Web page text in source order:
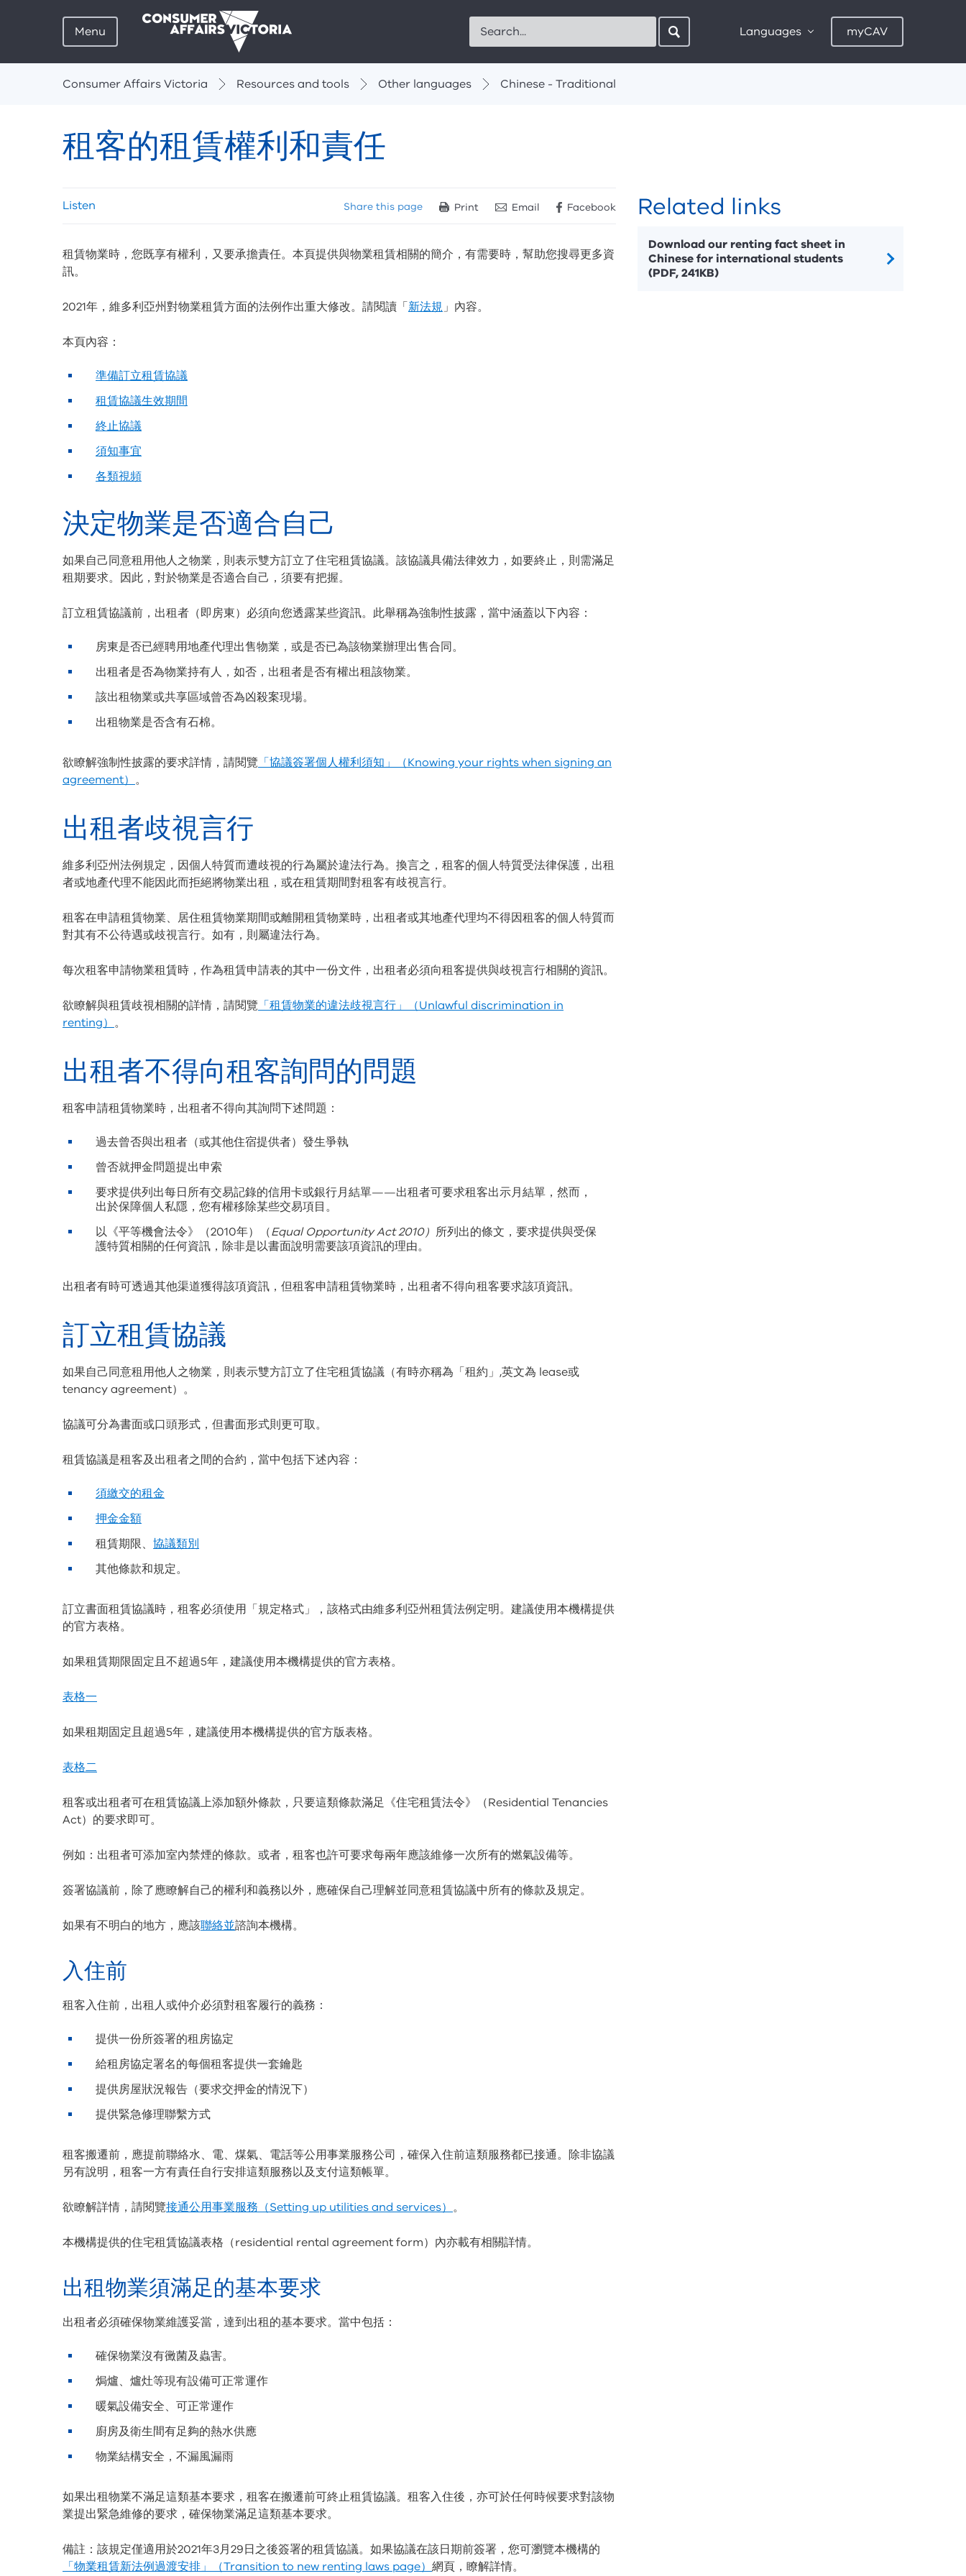
Menu Search Languages myCAV
Consumer Affairs Victoria
Resources and tools Other languages Chinese - Traditional
租客的租賃權利和責任
listen
tools
Listen Share this page Print Email Facebook
租賃物業時，您既享有權利，又要承擔責任。本頁提供與物業租賃相關的簡介，有需要時，幫助您搜尋更多資
訊。
2021年，維多利亞州對物業租賃方面的法例作出重大修改。請閱讀「新法規 」內容。
本頁內容：
準備訂立租賃協議
租賃協議生效期間
終止協議
須知事宜
各類視頻
決定物業是否適合自己
如果自己同意租用他人之物業，則表示雙方訂立了住宅租賃協議。該協議具備法律效力，如要終止，則需滿足
租期要求。因此，對於物業是否適合自己，須要有把握。
訂立租賃協議前，出租者（即房東）必須向您透露某些資訊。此舉稱為強制性披露，當中涵蓋以下內容：
房東是否已經聘用地產代理出售物業，或是否已為該物業辦理出售合同。
出租者是否為物業持有人，如否，出租者是否有權出租該物業。
該出租物業或共享區域曾否為凶殺案現場。
出租物業是否含有石棉。
欲瞭解強制性披露的要求詳情，請閱覽 「協議簽署個人權利須知」（Knowing your rights when signing an
agreement） 。
出租者歧視言行
維多利亞州法例規定，因個人特質而遭歧視的行為屬於違法行為。換言之，租客的個人特質受法律保護，出租
者或地產代理不能因此而拒絕將物業出租，或在租賃期間對租客有歧視言行。
租客在申請租賃物業、居住租賃物業期間或離開租賃物業時，出租者或其地產代理均不得因租客的個人特質而
對其有不公待遇或歧視言行。如有，則屬違法行為。
每次租客申請物業租賃時，作為租賃申請表的其中一份文件，出租者必須向租客提供與歧視言行相關的資訊。
欲瞭解與租賃歧視相關的詳情，請閱覽 「租賃物業的違法歧視言行」（Unlawful discrimination in
renting） 。
出租者不得向租客詢問的問題
租客申請租賃物業時，出租者不得向其詢問下述問題：
過去曾否與出租者（或其他住宿提供者）發生爭執
曾否就押金問題提出申索
要求提供列出每日所有交易記錄的信用卡或銀行月結單——出租者可要求租客出示月結單，然而，
出於保障個人私隱，您有權移除某些交易項目。
以《平等機會法令》（2010年）（Equal Opportunity Act 2010） 所列出的條文，要求提供與受保
護特質相關的任何資訊，除非是以書面說明需要該項資訊的理由。
出租者有時可透過其他渠道獲得該項資訊，但租客申請租賃物業時，出租者不得向租客要求該項資訊。
訂立租賃協議
如果自己同意租用他人之物業，則表示雙方訂立了住宅租賃協議（有時亦稱為「租約」,英文為 lease或
tenancy agreement）。
協議可分為書面或口頭形式，但書面形式則更可取。
租賃協議是租客及出租者之間的合約，當中包括下述內容：
須繳交的租金
押金金額
租賃期限、 協議類別
其他條款和規定。
訂立書面租賃協議時，租客必須使用「規定格式」，該格式由維多利亞州租賃法例定明。建議使用本機構提供
的官方表格。
如果租賃期限固定且不超過5年，建議使用本機構提供的官方表格。
表格一
如果租期固定且超過5年，建議使用本機構提供的官方版表格。
表格二
租客或出租者可在租賃協議上添加額外條款，只要這類條款滿足《住宅租賃法令》（Residential Tenancies
Act）的要求即可。
例如：出租者可添加室內禁煙的條款。或者，租客也許可要求每兩年應該維修一次所有的燃氣設備等。
簽署協議前，除了應瞭解自己的權利和義務以外，應確保自己理解並同意租賃協議中所有的條款及規定。
如果有不明白的地方，應該聯絡並諮詢本機構。
入住前
租客入住前，出租人或仲介必須對租客履行的義務：
提供一份所簽署的租房協定
給租房協定署名的每個租客提供一套鑰匙
提供房屋狀況報告（要求交押金的情況下）
提供緊急修理聯繫方式
租客搬遷前，應提前聯絡水、電、煤氣、電話等公用事業服務公司，確保入住前這類服務都已接通。除非協議
另有說明，租客一方有責任自行安排這類服務以及支付這類帳單。
欲瞭解詳情，請閱覽接通公用事業服務（Setting up utilities and services） 。
本機構提供的住宅租賃協議表格（residential rental agreement form）內亦載有相關詳情。
出租物業須滿足的基本要求
出租者必須確保物業維護妥當，達到出租的基本要求。當中包括：
確保物業沒有黴菌及蟲害。
焗爐、爐灶等現有設備可正常運作
暖氣設備安全、可正常運作
廚房及衛生間有足夠的熱水供應
物業結構安全，不漏風漏雨
如果出租物業不滿足這類基本要求，租客在搬遷前可終止租賃協議。租客入住後，亦可於任何時候要求對該物
業提出緊急維修的要求，確保物業滿足這類基本要求。
備註：該規定僅適用於2021年3月29日之後簽署的租賃協議。如果協議在該日期前簽署，您可瀏覽本機構的
「物業租賃新法例過渡安排」（Transition to new renting laws page） 網頁，瞭解詳情。
Related links
Download our renting fact sheet in
Chinese for international students
(PDF, 241KB)